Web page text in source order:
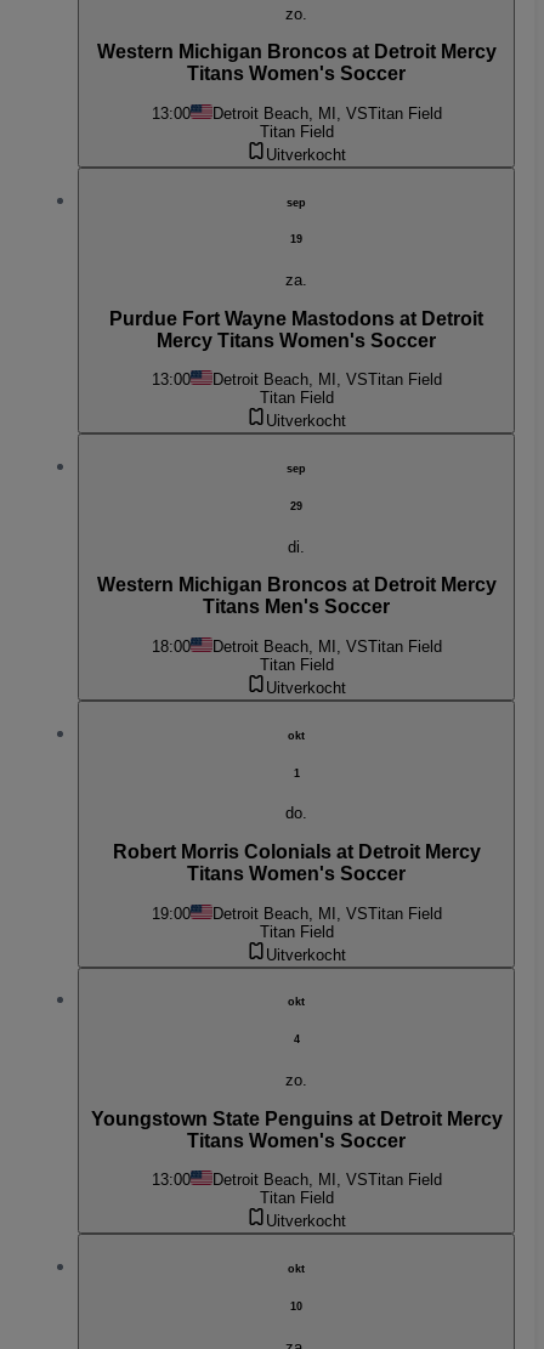
zo.
Western Michigan Broncos at Detroit Mercy
Titans Women's Soccer
13:00 Detroit Beach, MI, VSTitan Field
Titan Field
Uitverkocht
sep
19
za.
Purdue Fort Wayne Mastodons at Detroit
Mercy Titans Women's Soccer
13:00 Detroit Beach, MI, VSTitan Field
Titan Field
Uitverkocht
sep
29
di.
Western Michigan Broncos at Detroit Mercy
Titans Men's Soccer
18:00 Detroit Beach, MI, VSTitan Field
Titan Field
Uitverkocht
okt
1
do.
Robert Morris Colonials at Detroit Mercy
Titans Women's Soccer
19:00 Detroit Beach, MI, VSTitan Field
Titan Field
Uitverkocht
okt
4
zo.
Youngstown State Penguins at Detroit Mercy
Titans Women's Soccer
13:00 Detroit Beach, MI, VSTitan Field
Titan Field
Uitverkocht
okt
10